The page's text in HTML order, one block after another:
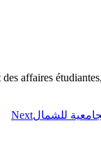
affaires
للشمالNext